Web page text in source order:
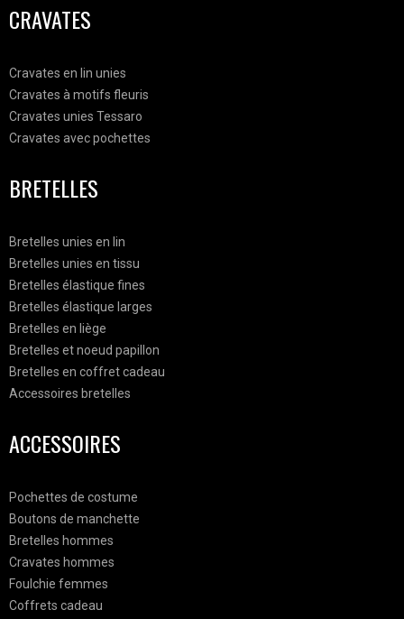
CRAVATES
Cravates en lin unies
Cravates à motifs fleuris
Cravates unies Tessaro
Cravates avec pochettes
BRETELLES
Bretelles unies en lin
Bretelles unies en tissu
Bretelles élastique fines
Bretelles élastique larges
Bretelles en liège
Bretelles et noeud papillon
Bretelles en coffret cadeau
Accessoires bretelles
ACCESSOIRES
Pochettes de costume
Boutons de manchette
Bretelles hommes
Cravates hommes
Foulchie femmes
Coffrets cadeau